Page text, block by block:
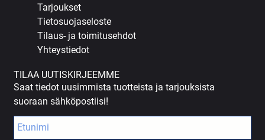
Tarjoukset
Tietosuojaseloste
Tilaus- ja toimitusehdot
Yhteystiedot
TILAA UUTISKIRJEEMME
Saat tiedot uusimmista tuotteista ja tarjouksista
suoraan sähköpostiisi!